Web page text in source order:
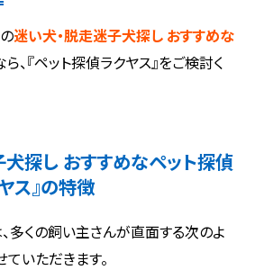
迷い犬・脱走迷子犬探し おすすめな
、『ペット探偵ラクヤス』をご検討く
探し おすすめなペット探偵
ス』の特徴
多くの飼い主さんが直面する次のよ
いただきます。